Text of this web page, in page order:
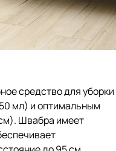
средство для уборки
мл) и оптимальным
Швабра имеет